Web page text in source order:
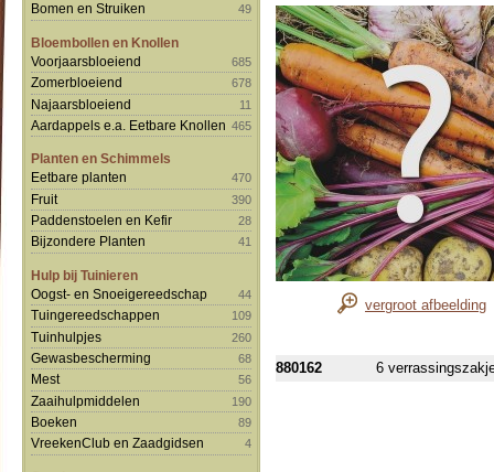
Bomen en Struiken 49
Bloembollen en Knollen
Voorjaarsbloeiend
685
Zomerbloeiend 678
Najaarsbloeiend 11
Aardappels e.a. Eetbare Knollen 465
Planten en Schimmels
Eetbare planten
470
Fruit 390
Paddenstoelen en Kefir 28
Bijzondere Planten 41
Hulp bij Tuinieren
Oogst- en Snoeigereedschap
44
Tuingereedschappen 109
Tuinhulpjes 260
Gewasbescherming 68
Mest 56
Zaaihulpmiddelen 190
Boeken 89
VreekenClub en Zaadgidsen 4
vergroot afbeelding
880162 6